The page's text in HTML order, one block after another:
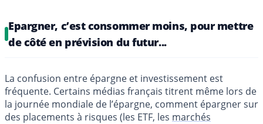
Epargner, c’est consommer moins, pour mettre
de côté en prévision du futur...
La confusion entre épargne et investissement est
fréquente. Certains médias français titrent même lors de
la journée mondiale de l’épargne, comment épargner sur
des placements à risques (les ETF, les marchés